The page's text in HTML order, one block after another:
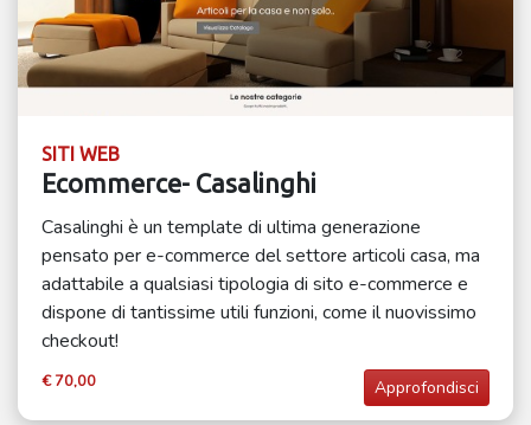
SITI WEB
Ecommerce- Casalinghi
Casalinghi è un template di ultima generazione
pensato per e-commerce del settore articoli casa, ma
adattabile a qualsiasi tipologia di sito e-commerce e
dispone di tantissime utili funzioni, come il nuovissimo
checkout!
€ 70,00 Approfondisci